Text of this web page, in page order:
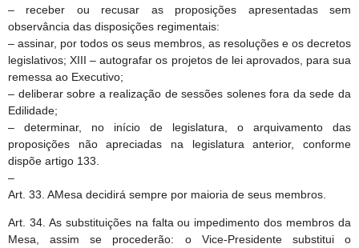
– receber ou recusar as proposições apresentadas sem
observância das disposições regimentais:
– assinar, por todos os seus membros, as resoluções e os decretos
legislativos; XIII – autografar os projetos de lei aprovados, para sua
remessa ao Executivo;
– deliberar sobre a realização de sessões solenes fora da sede da
Edilidade;
– determinar, no início de legislatura, o arquivamento das
proposições não apreciadas na legislatura anterior, conforme
dispõe artigo 133.
–
Art. 33. AMesa decidirá sempre por maioria de seus membros.
Art. 34. As substituições na falta ou impedimento dos membros da
Mesa, assim se procederão: o Vice-Presidente substitui o